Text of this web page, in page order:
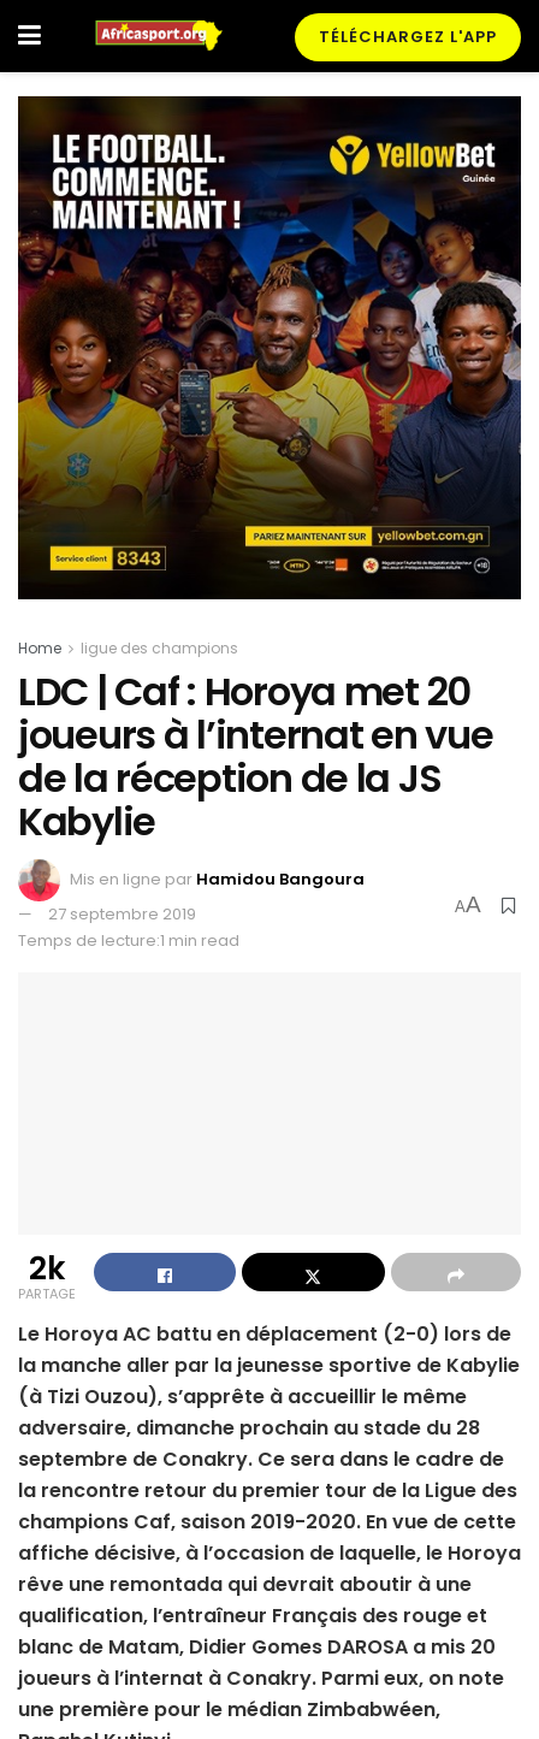
TÉLÉCHARGEZ L'APP
Home ligue des champions
LDC | Caf : Horoya met 20
joueurs à l’internat en vue
de la réception de la JS
Kabylie
Mis en ligne par Hamidou Bangoura
27 septembre 2019
Temps de lecture:1 min read
AA
2k
PARTAGE
Le Horoya AC battu en déplacement (2-0) lors de
la manche aller par la jeunesse sportive de Kabylie
(à Tizi Ouzou), s’apprête à accueillir le même
adversaire, dimanche prochain au stade du 28
septembre de Conakry. Ce sera dans le cadre de
la rencontre retour du premier tour de la Ligue des
champions Caf, saison 2019-2020. En vue de cette
affiche décisive, à l’occasion de laquelle, le Horoya
rêve une remontada qui devrait aboutir à une
qualification, l’entraîneur Français des rouge et
blanc de Matam, Didier Gomes DAROSA a mis 20
joueurs à l’internat à Conakry. Parmi eux, on note
une première pour le médian Zimbabwéen,